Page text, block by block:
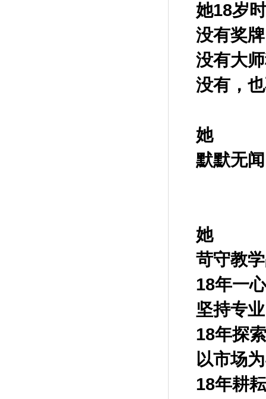
她18岁时
没有奖牌
没有大
没有，
她
默默无
她
苛守教
18年一心
坚持专
18年探索
以市场
18年耕耘